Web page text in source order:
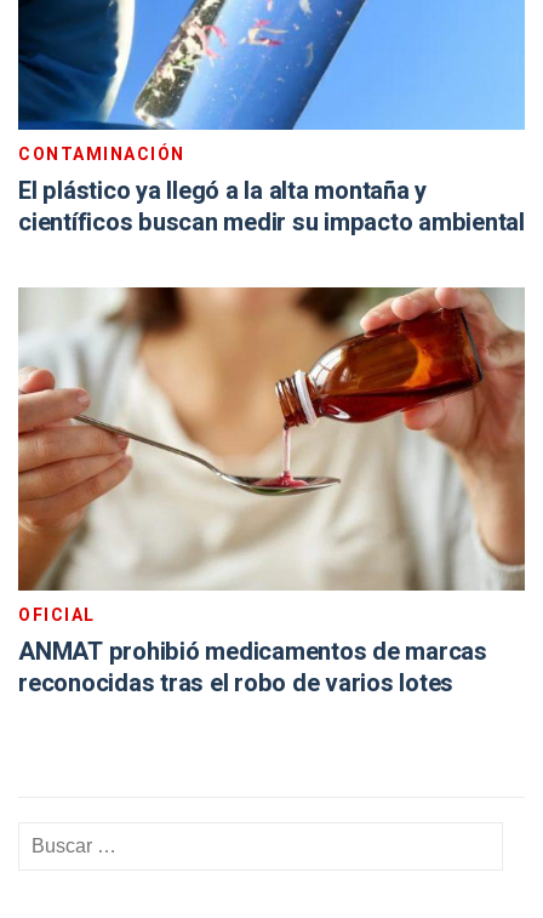
CONTAMINACIÓN
El plástico ya llegó a la alta montaña y
científicos buscan medir su impacto ambiental
OFICIAL
ANMAT prohibió medicamentos de marcas
reconocidas tras el robo de varios lotes